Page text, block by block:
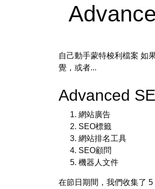
自己動手蒙特梭利檔案 如
覺，或者...
Advanced
網站廣告
SEO標籤
網站排名工具
SEO顧問
機器人文件
在節日期間，我們收集了